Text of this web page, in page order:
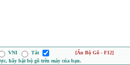
VNI Tắt
[Ẩn Bộ Gõ - F12]
hãy bật bộ gõ trên máy của bạn.